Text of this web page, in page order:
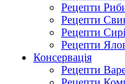
Рецепти
Рецепти
Рецепти
Рецепти
Консервація
Рецепти